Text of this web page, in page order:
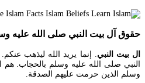
حقوق آل بيت النبي صلى الله عليه
ال بيت النبي . إنما يريد الله ليذهب
النبي صلى الله عليه وسلم بالحجاب.
وسلم الذين حرمت عليهم الصدقة.